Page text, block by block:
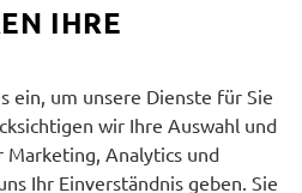
Ladeleistung bis zu 45 W
EDS, MSR und
IHRE
ein, um unsere Dienste für Sie
wir Ihre Auswahl und
Analytics und
Ihr Einverständnis geben. Sie